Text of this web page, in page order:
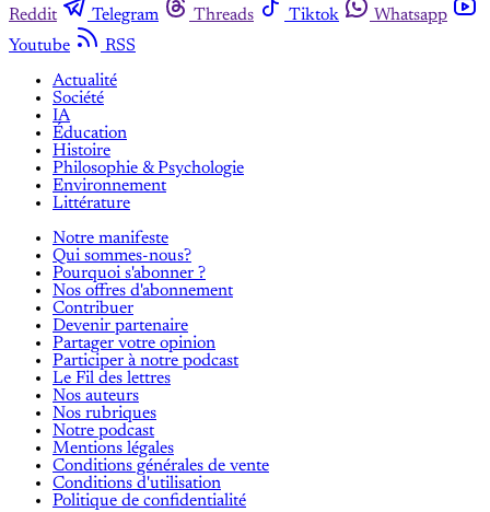
Reddit
Telegram Threads Tiktok
Whatsapp
Youtube
RSS
Actualité
Société
IA
Éducation
Histoire
Philosophie & Psychologie
Environnement
Littérature
Notre manifeste
Qui sommes-nous?
Pourquoi s'abonner ?
Nos offres d'abonnement
Contribuer
Devenir partenaire
Partager votre opinion
Participer à notre podcast
Le Fil des lettres
Nos auteurs
Nos rubriques
Notre podcast
Mentions légales
Conditions générales de vente
Conditions d'utilisation
Politique de confidentialité